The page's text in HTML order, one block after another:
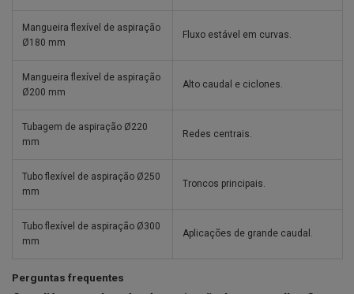
Mangueira flexível de aspiração
Ø180 mm
Fluxo estável em curvas.
Mangueira flexível de aspiração
Ø200 mm
Alto caudal e ciclones.
Tubagem de aspiração Ø220
mm
Redes centrais.
Tubo flexível de aspiração Ø250
mm
Troncos principais.
Tubo flexível de aspiração Ø300
mm
Aplicações de grande caudal.
Perguntas frequentes